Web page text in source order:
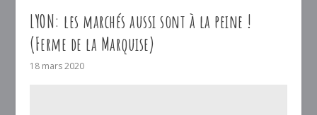
LYON: les marchés aussi sont à la peine !
(Ferme de la Marquise)
18 mars 2020